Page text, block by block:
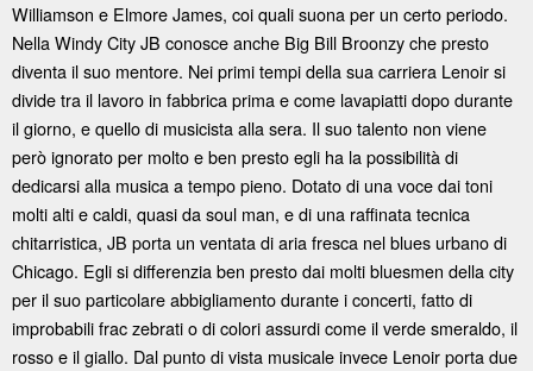
Williamson e Elmore James, coi quali suona per un certo periodo.
Nella Windy City JB conosce anche Big Bill Broonzy che presto
diventa il suo mentore. Nei primi tempi della sua carriera Lenoir si
divide tra il lavoro in fabbrica prima e come lavapiatti dopo durante
il giorno, e quello di musicista alla sera. Il suo talento non viene
però ignorato per molto e ben presto egli ha la possibilità di
dedicarsi alla musica a tempo pieno. Dotato di una voce dai toni
molti alti e caldi, quasi da soul man, e di una raffinata tecnica
chitarristica, JB porta un ventata di aria fresca nel blues urbano di
Chicago. Egli si differenzia ben presto dai molti bluesmen della city
per il suo particolare abbigliamento durante i concerti, fatto di
improbabili frac zebrati o di colori assurdi come il verde smeraldo, il
rosso e il giallo. Dal punto di vista musicale invece Lenoir porta due